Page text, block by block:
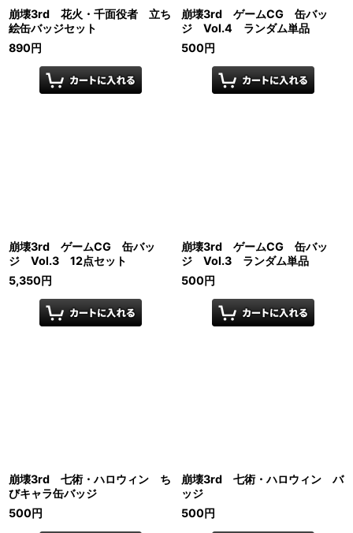
崩壊3rd 花火・千面役者 立ち
絵缶バッジセット
890円
崩壊3rd ゲームCG 缶バッ
ジ Vol.4 ランダム単品
500円
崩壊3rd ゲームCG 缶バッ
ジ Vol.3 12点セット
5,350円
崩壊3rd ゲームCG 缶バッ
ジ Vol.3 ランダム単品
500円
崩壊3rd 七術・ハロウィン ち
びキャラ缶バッジ
500円
崩壊3rd 七術・ハロウィン バ
ッジ
500円